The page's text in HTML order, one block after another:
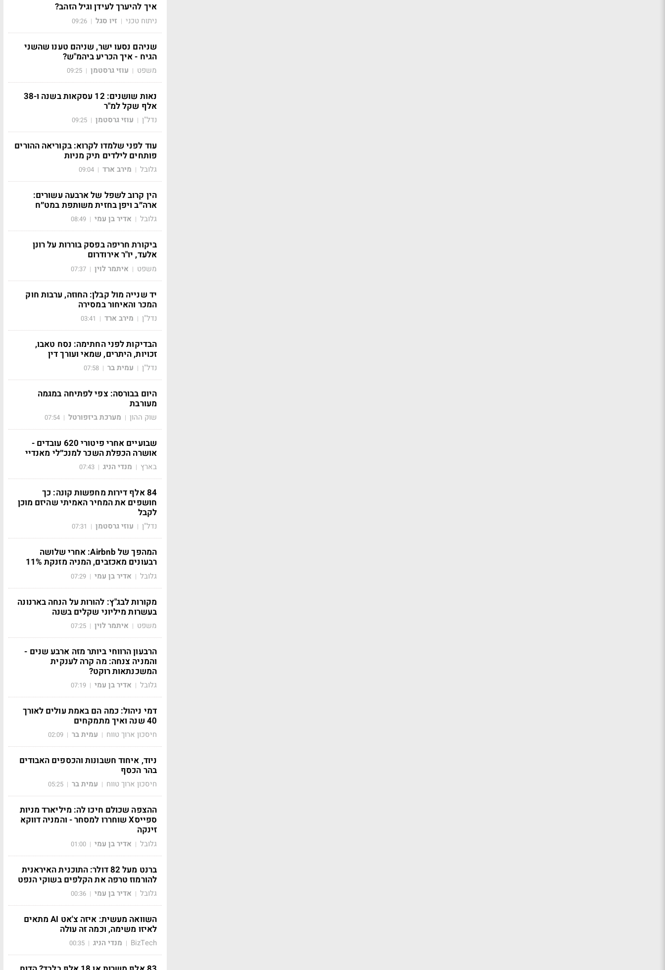
איך להיערך לעידן וגיל הזהב?
ניתוח טכני | זיו סגל |
09:26
שניהם נסעו ישר, שניהם טענו שהשני
הגיח - איך הכריע ביהמ"ש?
משפט | עוזי גרסטמן |
09:25
נאות שושנים: 12 עסקאות בשנה ו-38
אלף שקל למ"ר
נדל"ן | עוזי גרסטמן |
09:25
עוד לפני שלמדו לקרוא: בקוריאה ההורים
פותחים לילדים תיק מניות
גלובל | מירב ארד |
09:04
הין קרוב לשפל של ארבעה עשורים:
ארה״ב ויפן בחזית משותפת במט״ח
גלובל | אדיר בן עמי |
08:49
ביקורת חריפה בפסק בוררות על רונן
אלעד, יו"ר אירודרום
משפט | איתמר לוין |
07:37
יד שנייה מול קבלן: החוזה, ערבות חוק
המכר והאיחור במסירה
נדל"ן | מירב ארד |
03:41
הבדיקות לפני החתימה: נסח טאבו,
זכויות, היתרים, שמאי ועורך דין
נדל"ן | עמית בר |
07:58
היום בבורסה: צפי לפתיחה במגמה
מעורבת
שוק ההון | מערכת ביזפורטל |
07:54
שבועיים אחרי פיטורי 620 עובדים -
אושרה הכפלת השכר למנכ״לי מאנדיי
בארץ | מנדי הניג |
07:43
84 אלף דירות מחפשות קונה: כך
חושפים את המחיר האמיתי שהיזם מוכן
לקבל
נדל"ן | עוזי גרסטמן |
07:31
המהפך של Airbnb: אחרי שלושה
רבעונים מאכזבים, המניה מזנקת 11%
גלובל | אדיר בן עמי |
07:29
מקורות לבג"ץ: להורות על הנחה בארנונה
בעשרות מיליוני שקלים בשנה
משפט | איתמר לוין |
07:25
הרבעון הרווחי ביותר מזה ארבע שנים -
והמניה צנחה: מה קרה לענקית
המשכנתאות רוקט?
גלובל | אדיר בן עמי |
07:19
דמי ניהול: כמה הם באמת עולים לאורך
40 שנה ואיך מתמקחים
חיסכון ארוך טווח | עמית בר |
02:09
ניוד, איחוד חשבונות והכספים האבודים
בהר הכסף
חיסכון ארוך טווח | עמית בר |
05:25
ההצפה שכולם חיכו לה: מיליארד מניות
ספייסX שוחררו למסחר - והמניה דווקא
זינקה
גלובל | אדיר בן עמי |
01:00
ברנט מעל 82 דולר: התוכנית האיראנית
להורמוז טרפה את הקלפים בשוקי הנפט
גלובל | אדיר בן עמי |
00:36
השוואה מעשית: איזה צ'אט AI מתאים
לאיזו משימה, וכמה זה עולה
BizTech
| מנדי הניג |
00:35